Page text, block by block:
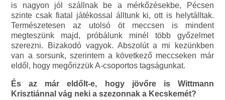
is nagyon jól szállnak be a mérkőzésekbe, Pécsen
szinte csak fiatal játékossal álltunk ki, ott is helytálltak.
Természetesen az utolsó öt meccsen is mindent
megteszünk majd, próbálunk minél több győzelmet
szerezni. Bizakodó vagyok. Abszolút a mi kezünkben
van a sorsunk, szerintem a következő meccseken már
eldől, hogy megőrizzük A-csoportos tagságunkat.
És az már eldőlt-e, hogy jövőre is Wittmann
Krisztiánnal vág neki a szezonnak a Kecskemét?